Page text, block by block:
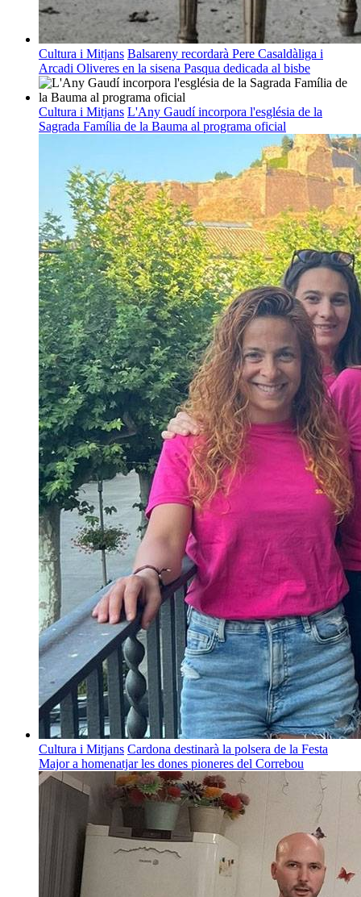
Cultura i Mitjans Balsareny recordarà Pere Casaldàliga i
Arcadi Oliveres en la sisena Pasqua dedicada al bisbe
Cultura i Mitjans L'Any Gaudí incorpora l'església de la
Sagrada Família de la Bauma al programa oficial
Cultura i Mitjans Cardona destinarà la polsera de la Festa
Major a homenatjar les dones pioneres del Correbou